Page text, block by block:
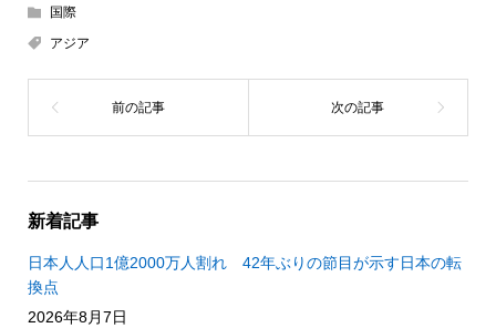
国際
アジア
新着記事
日本人人口1億2000万人割れ 42年ぶりの節目が示す日本の転
換点
2026年8月7日